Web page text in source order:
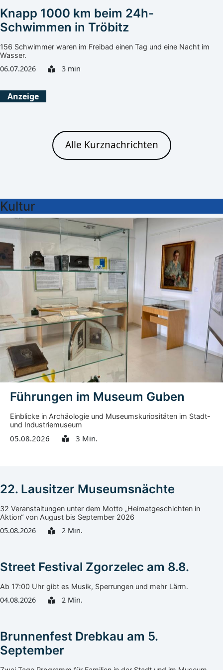
Knapp 1000 km beim 24h-
Schwimmen in Tröbitz
156 Schwimmer waren im Freibad einen Tag und eine Nacht im
Wasser.
06.07.2026 3 min
Anzeige
Alle Kurznachrichten
Kultur
Führungen im Museum Guben
Einblicke in Archäologie und Museumskuriositäten im Stadt-
und Industriemuseum
05.08.2026 3 Min.
22. Lausitzer Museumsnächte
32 Veranstaltungen unter dem Motto „Heimatgeschichten in
Aktion“ von August bis September 2026
05.08.2026 2 Min.
Street Festival Zgorzelec am 8.8.
Ab 17:00 Uhr gibt es Musik, Sperrungen und mehr Lärm.
04.08.2026 2 Min.
Brunnenfest Drebkau am 5.
September